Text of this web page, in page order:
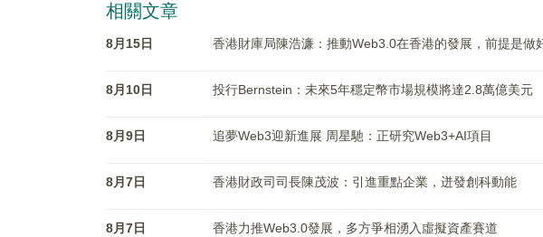
相關文章
8月15日 香港財庫局陳浩濂：推動Web3.0在香港的發展，前提是做
8月10日 投行Bernstein：未來5年穩定幣市場規模將達2.8萬億美元
8月9日 追夢Web3迎新進展 周星馳：正研究Web3+AI項目
8月7日 香港財政司司長陳茂波：引進重點企業，迸發創科動能
8月7日 香港力推Web3.0發展，多方爭相湧入虛擬資產賽道